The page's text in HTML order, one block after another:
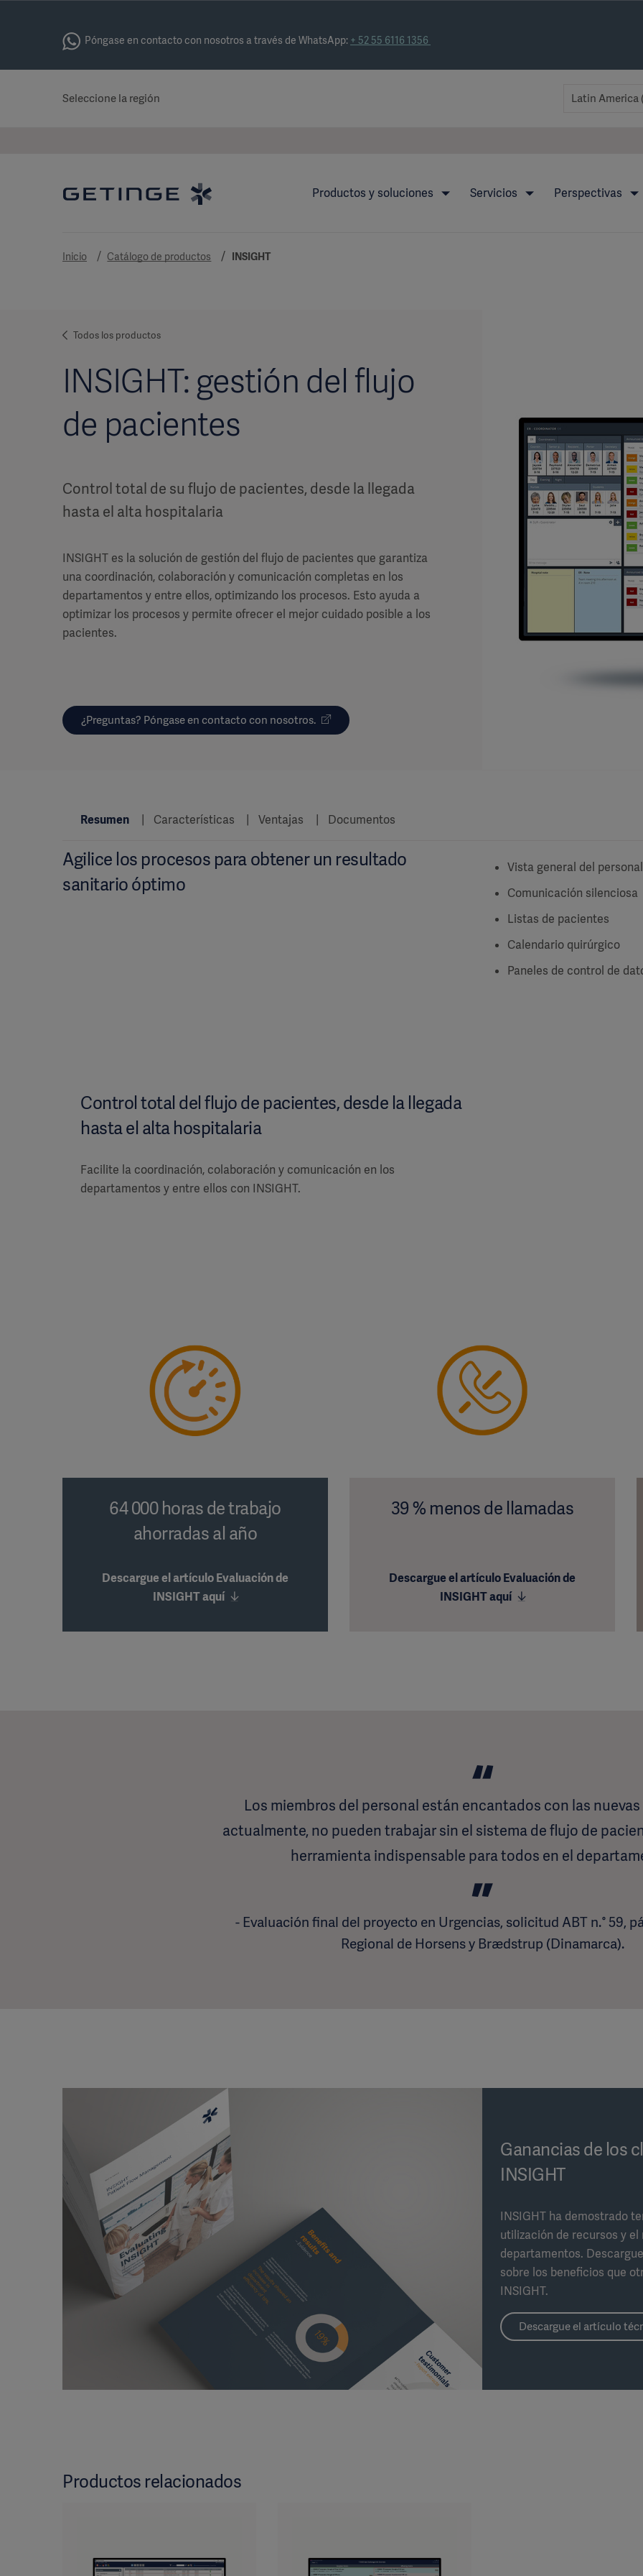
Póngase en contacto con nosotros a través de WhatsApp: + 52 55 6116 1356
Seleccione la región
Productos y soluciones Servicios Perspectivas
Inicio Catálogo de productos INSIGHT
Todos los productos
INSIGHT: gestión del flujo
de pacientes
Control total de su flujo de pacientes, desde la llegada
hasta el alta hospitalaria
INSIGHT es la solución de gestión del flujo de pacientes que garantiza
una coordinación, colaboración y comunicación completas en los
departamentos y entre ellos, optimizando los procesos. Esto ayuda a
optimizar los procesos y permite ofrecer el mejor cuidado posible a los
pacientes.
¿Preguntas? Póngase en contacto con nosotros.
Resumen Características Ventajas Documentos
Agilice los procesos para obtener un resultado
sanitario óptimo
Vista general del personal
Comunicación silenciosa
Listas de pacientes
Calendario quirúrgico
Paneles de control de
Control total del flujo de pacientes, desde la llegada
hasta el alta hospitalaria
Facilite la coordinación, colaboración y comunicación en los
departamentos y entre ellos con INSIGHT.
64 000 horas de trabajo
ahorradas al año
Descargue el artículo Evaluación de
INSIGHT aquí
39 % menos de llamadas
Descargue el artículo Evaluación de
INSIGHT aquí
Los miembros del personal están encantados con las
actualmente, no pueden trabajar sin el sistema de flujo de
herramienta indispensable para todos en el
Ganancias de los
INSIGHT
INSIGHT ha demostrado
utilización de recursos y
departamentos.
sobre los beneficios que
INSIGHT.
Descargue el artículo
Productos relacionados